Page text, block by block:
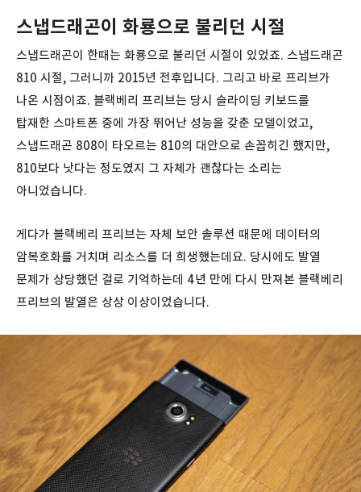
스냅드래곤이 화룡으로 불리던 시절
스냅드래곤이 한때는 화룡으로 불리던 시절이 있었죠. 스냅드래곤
810 시절, 그러니까 2015년 전후입니다. 그리고 바로 프리브가
나온 시점이죠. 블랙베리 프리브는 당시 슬라이딩 키보드를
탑재한 스마트폰 중에 가장 뛰어난 성능을 갖춘 모델이었고,
스냅드래곤 808이 타오르는 810의 대안으로 손꼽히긴 했지만,
810보다 낫다는 정도였지 그 자체가 괜찮다는 소리는
아니었습니다.
게다가 블랙베리 프리브는 자체 보안 솔루션 때문에 데이터의
암복호화를 거치며 리소스를 더 희생했는데요. 당시에도 발열
문제가 상당했던 걸로 기억하는데 4년 만에 다시 만져본 블랙베리
프리브의 발열은 상상 이상이었습니다.